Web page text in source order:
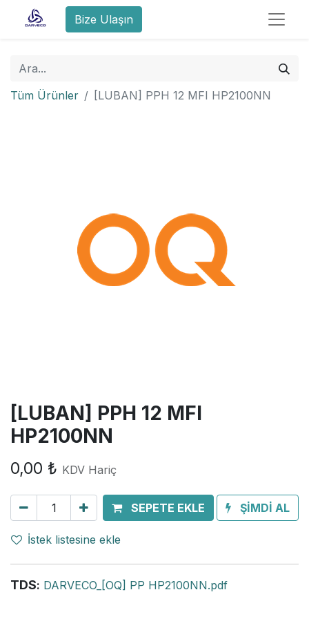
Bize Ulaşın
Tüm Ürünler [LUBAN] PPH 12 MFI HP2100NN
[LUBAN] PPH 12 MFI
HP2100NN
0,00 ₺ KDV Hariç
SEPETE EKLE ŞİMDİ AL
İstek listesine ekle
TDS: DARVECO_[OQ] PP HP2100NN.pdf